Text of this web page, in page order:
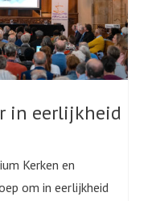
in eerlijkheid
Kerken en
om in eerlijkheid